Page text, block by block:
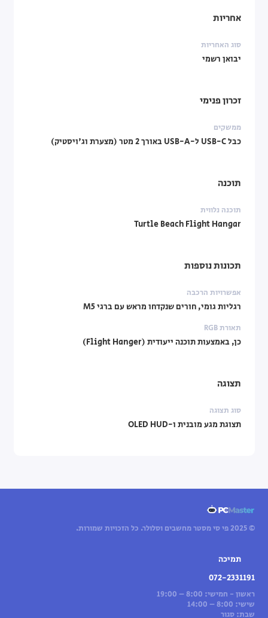
אחריות
סוג האחריות
יבואן רשמי
זכרון פנימי
ממשקים
כבל USB-C ל-USB-A באורך 2 מטר (מצערת וג'ויסטיק)
תוכנה
תוכנה נלווית
Turtle Beach Flight Hangar
תכונות נוספות
אפשרויות הרכבה
רגליות גומי, חורים שנקדחו מראש עם ברגי M5
תאורת RGB
כן, באמצעות תוכנה ייעודית (Flight Hanger)
תצוגה
סוג תצוגה
תצוגת מגע מובנית ו-OLED HUD
© 2025 פי סי מסטר מחשבים וסלולר. כל הזכויות שמורות.
תמיכה
072-2331191
ראשון - חמישי: 8:00 – 19:00
שישי: 8:00 – 14:00
שבת: סגור